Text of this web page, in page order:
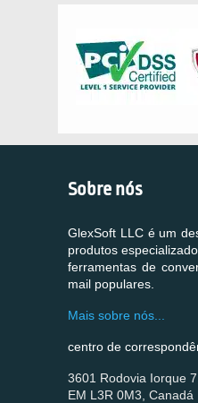
Sobre nós
GlexSoft LLC é um
produtos
ferramentas de
mail populares.
Mais sobre nós...
centro de
3601 Rodovia Iorque
EM L3R 0M3, Canadá